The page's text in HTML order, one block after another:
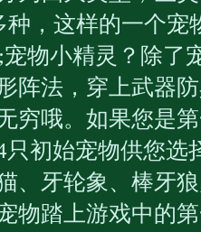
种，这样的一个宠
物小精灵？除了
阵法，穿上武器
穷哦。如果您是
初始宠物供您选
、牙轮象、棒牙
物踏上游戏中的